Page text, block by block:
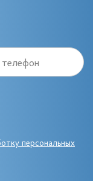
телефон
персональных